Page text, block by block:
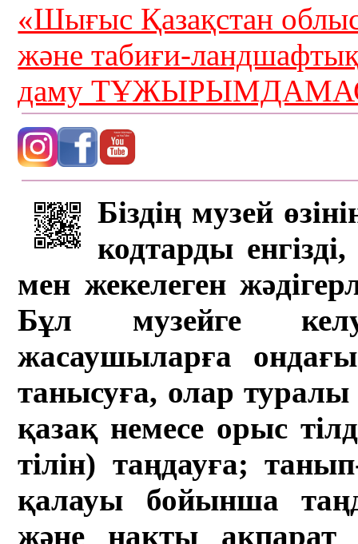
«Шығыс Қазақстан
және табиғи-
даму
Біздің музей
кодтарды
мен жекелеген
Бұл музейге
жасаушыларға
танысуға, олар туралы
қазақ немесе орыс
тілін) таңдауға;
қалауы бойынша
және нақты ақпарат